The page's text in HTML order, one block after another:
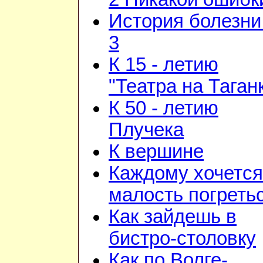
История
3
К 15 - летию
"Театра на
К 50 - летию
Плучека
К вершине
Каждому хочется
малость
Как зайдешь в
бистро-столовку